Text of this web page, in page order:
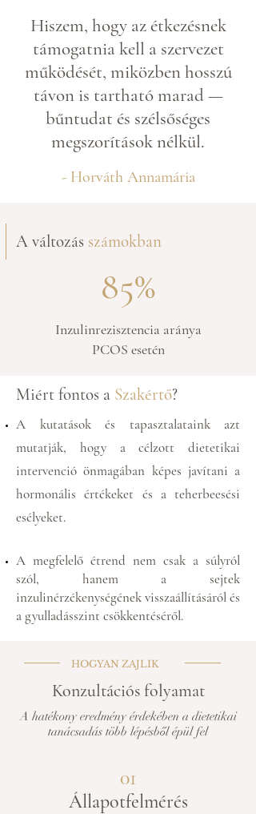
Hiszem, hogy az étkezésnek
támogatnia kell a szervezet
működését, miközben hosszú
távon is tartható marad —
bűntudat és szélsőséges
megszorítások nélkül.
- Horváth Annamária
A változás számokban
85%
Inzulinrezisztencia aránya
PCOS esetén
Miért fontos a Szakértő?
A kutatások és tapasztalataink azt
mutatják, hogy a célzott dietetikai
intervenció önmagában képes javítani a
hormonális értékeket és a teherbeesési
esélyeket.
A megfelelő étrend nem csak a súlyról
szól, hanem a sejtek
inzulinérzékenységének visszaállításáról és
a gyulladásszint csökkentéséről.
HOGYAN ZAJLIK
Konzultációs folyamat
A hatékony eredmény érdekében a dietetikai
tanácsadás több lépésből épül fel
01
Állapotfelmérés